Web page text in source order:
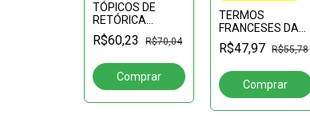
TÓPICOS DE
RETÓRICA
FLEXIVA
R$60,23 R$70,04
TERMOS
FRANCESES DA
GASTRONOMIA
NO
bases e
aromáticos
R$47,97 R$55,78